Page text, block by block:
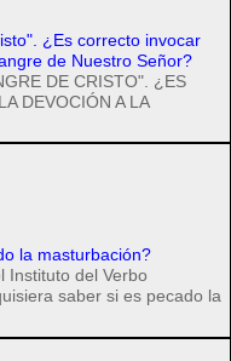
¿Es correcto invocar
de Nuestro Señor?
DE CRISTO". ¿ES
DEVOCIÓN A LA
la masturbación?
Instituto del Verbo
saber si es pecado la